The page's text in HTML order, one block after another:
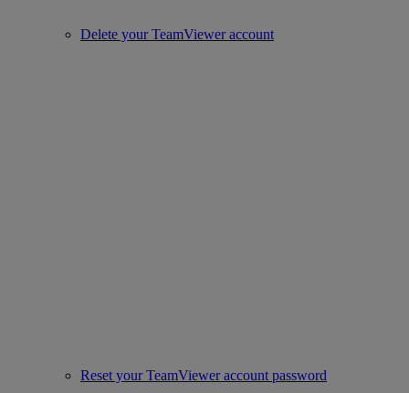
Delete your TeamViewer account
Reset your TeamViewer account password